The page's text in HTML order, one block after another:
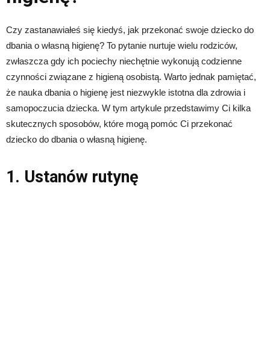
Czy zastanawiałeś się kiedyś, jak przekonać swoje dziecko do
dbania o własną higienę? To pytanie nurtuje wielu rodziców,
zwłaszcza gdy ich pociechy niechętnie wykonują codzienne
czynności związane z higieną osobistą. Warto jednak pamiętać,
że nauka dbania o higienę jest niezwykle istotna dla zdrowia i
samopoczucia dziecka. W tym artykule przedstawimy Ci kilka
skutecznych sposobów, które mogą pomóc Ci przekonać
dziecko do dbania o własną higienę.
1. Ustanów rutynę